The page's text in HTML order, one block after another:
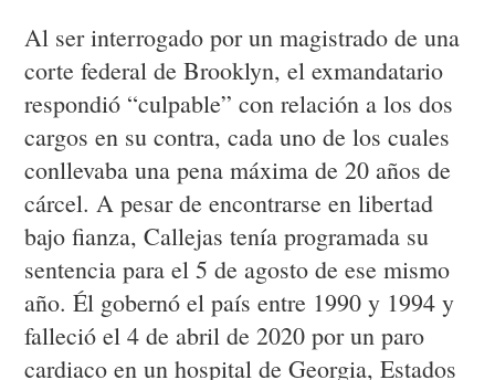
Al ser interrogado por un magistrado de una
corte federal de Brooklyn, el exmandatario
respondió “culpable” con relación a los dos
cargos en su contra, cada uno de los cuales
conllevaba una pena máxima de 20 años de
cárcel. A pesar de encontrarse en libertad
bajo fianza, Callejas tenía programada su
sentencia para el 5 de agosto de ese mismo
año. Él gobernó el país entre 1990 y 1994 y
falleció el 4 de abril de 2020 por un paro
cardiaco en un hospital de Georgia, Estados